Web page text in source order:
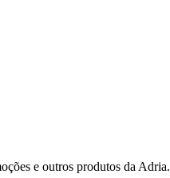
e outros produtos da Adria.